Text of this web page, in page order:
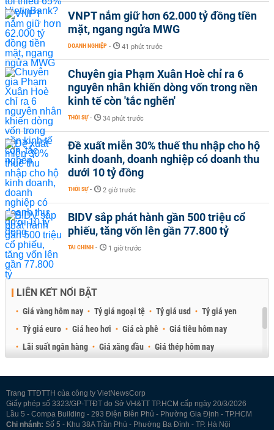
VNPT nắm giữ hơn 62.000 tỷ đồng tiền
mặt, ngang ngửa MWG
DOANH NGHIỆP - 41 phút trước
Chuyên gia Phạm Xuân Hoè chỉ ra 6
nguyên nhân khiến dòng vốn trong nền
kinh tế còn 'tắc nghẽn'
THỜI SỰ - 34 phút trước
Đề xuất miễn 30% thuế thu nhập cho hộ
kinh doanh, doanh nghiệp có doanh thu
dưới 10 tỷ đồng
THỜI SỰ - 2 giờ trước
BIDV sắp phát hành gần 500 triệu cổ
phiếu, tăng vốn lên gần 77.800 tỷ
TÀI CHÍNH - 1 giờ trước
LIÊN KẾT NỔI BẬT
Giá vàng hôm nay Tỷ giá ngoại tệ Tỷ giá usd
Tỷ giá yen
Tỷ giá euro
Giá heo hơi Giá cà phê
Giá tiêu hôm nay
Lãi suất ngân hàng
Giá xăng dầu
Giá thép hôm nay
Trang TTĐTTH của công ty VietNewsCorp
Giấy phép số 3323/GP-TTĐT do Sở VH&TT TP.HCM cấp ngày 20/3/2026
Lầu 5 - Compa Building - 293 Điện Biên Phủ - Phường Gia Định - TP.HCM
Chi nhánh: Số 5 - Khu 38A Trần Phú - Phường Ba Đình - TP. Hà Nội